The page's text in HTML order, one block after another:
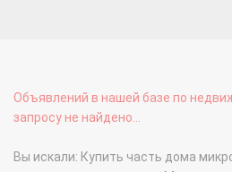
Объявлений в нашей базе по
запросу не найдено...
Вы искали: Купить часть дома